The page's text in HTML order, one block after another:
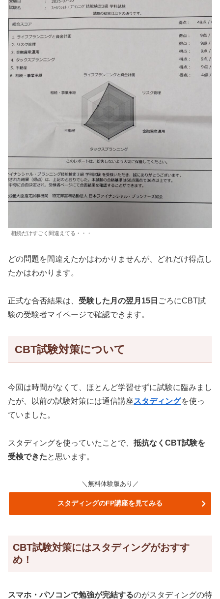
相続だけすごく間違えてる・・・
どの問題を間違えたかはわかりませんが、どれだけ得点し
たかはわかります。
正式な合否結果は、 受験した月の翌月15日 ごろにCBT試
験の受験者マイページで確認できます。
CBT試験対策について
今回は時間がなくて、ほとんど学習せずに試験に臨みまし
たが、以前の試験対策には通信講座スタディングを使っ
ていました。
スタディングを使っていたことで、 抵抗なくCBT試験を
受検できたと思います。
＼無料体験版あり／
スタディングのFP講座を見てみる
CBT試験対策にはスタディングがおすす
め！
スマホ・パソコンで勉強が完結するのがスタディングの特